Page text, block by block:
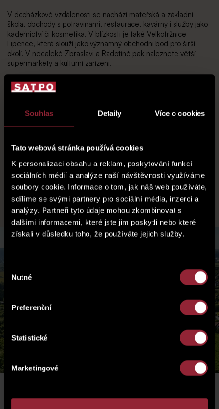
Souhlas Detaily Více o cookies
Tato webová stránka používá cookies
K personalizaci obsahu a reklam, poskytování funkcí
sociálních médií a analýze naší návštěvnosti využíváme
soubory cookie. Informace o tom, jak náš web používáte,
sdílíme se svými partnery pro sociální média, inzerci a
analýzy. Partneři tyto údaje mohou zkombinovat s
dalšími informacemi, které jste jim poskytli nebo které
získali v důsledku toho, že používáte jejich služby.
souhlasu
Nutné
Preferenční
Statistické
Marketingové
V docházkové vzdálenosti se nachází mateřská a základní
škola, obchody s potravinami, restaurace, kavárny i služby jako
kadeřnictví či kosmetika. V blízkosti je také Velkotržnice
Lipence, která slouží jako významný obchodní bod pro širší
okolí. V nedaleké Zbraslavi a Radotíně pak naleznete větší
supermarkety a kulturní zařízení.
V okolí se nachází několik zajímavých míst pro volný čas –
například Golf Club Praha, sportovní areály, přírodní jezero s
stezky. Nedaleko leží také zřícenina hradu Kazín, opředená
Dopravní dostupnost je výborná – díky blízkému nájezdu na
městský okruh se do centra Prahy dostanete autem přibližně
za 20 minut. K dispozici je také autobusová doprava s
napojením na stanici metra B – Smíchovské nádraží. Milovníci
aktivního životního stylu ocení blízkost cyklostezky A1, která
vede podél Vltavy a je součástí mezinárodní trasy EuroVelo 7.